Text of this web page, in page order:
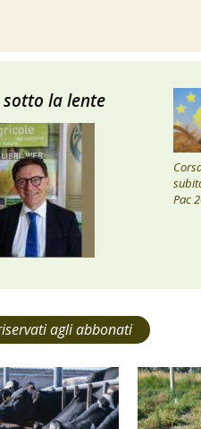
sotto la lente
Pac
agli abbonati